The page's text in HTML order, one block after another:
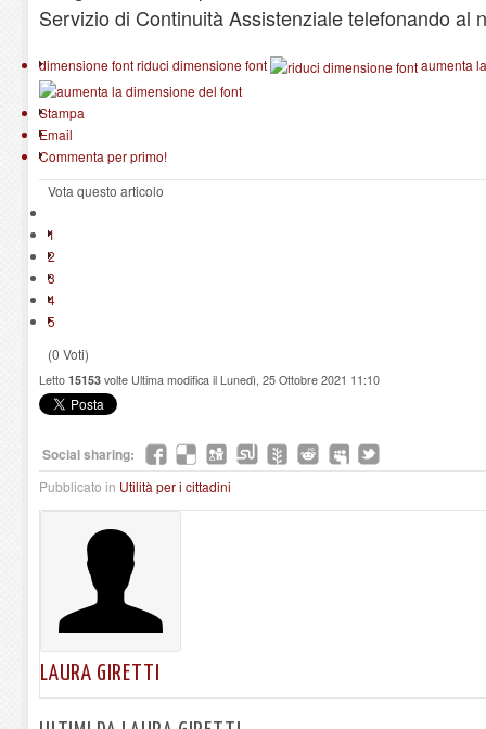
Servizio di Continuità Assistenziale telefonando al
dimensione fontriduci dimensione font aumenta
Stampa
Email
Commenta per primo!
Vota questo articolo
1
2
3
4
5
(0 Voti)
Letto 15153 volte Ultima modifica il Lunedì, 25 Ottobre 2021 11:10
Social sharing:
Pubblicato in Utilità per i cittadini
LAURA GIRETTI